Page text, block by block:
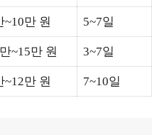
~10만 원 5~7일
~15만 원 3~7일
~12만 원 7~10일